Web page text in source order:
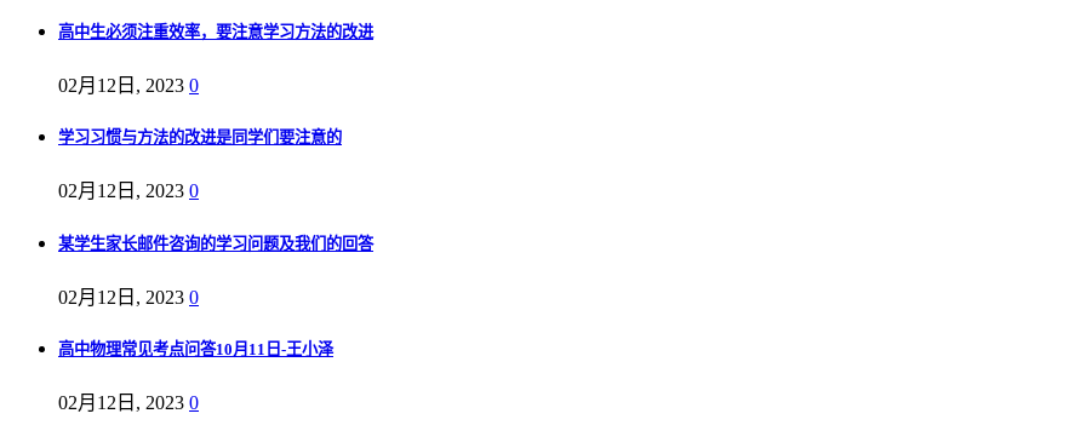
高中生必须注重效率，要注意学习方法的改进
02月12日, 2023 0
学习习惯与方法的改进是同学们要注意的
02月12日, 2023 0
某学生家长邮件咨询的学习问题及我们的回答
02月12日, 2023 0
高中物理常见考点问答10月11日-王小泽
02月12日, 2023 0